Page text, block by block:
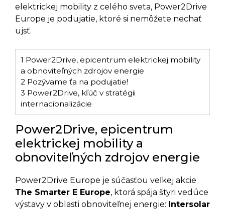
elektrickej mobility z celého sveta, Power2Drive
Europe je podujatie, ktoré si nemôžete nechať
ujsť.
1 Power2Drive, epicentrum elektrickej mobility
a obnoviteľných zdrojov energie
2 Pozývame ťa na podujatie!
3 Power2Drive, kľúč v stratégii
internacionalizácie
Power2Drive, epicentrum
elektrickej mobility a
obnoviteľných zdrojov energie
Power2Drive Europe je súčasťou veľkej akcie
The Smarter E Europe, ktorá spája štyri vedúce
výstavy v oblasti obnoviteľnej energie: Intersolar